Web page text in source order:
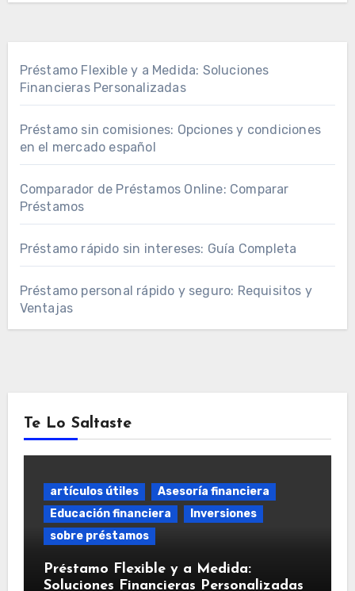
Préstamo Flexible y a Medida: Soluciones
Financieras Personalizadas
Préstamo sin comisiones: Opciones y condiciones
en el mercado español
Comparador de Préstamos Online: Comparar
Préstamos
Préstamo rápido sin intereses: Guía Completa
Préstamo personal rápido y seguro: Requisitos y
Ventajas
Te Lo Saltaste
artículos útiles
Asesoría financiera
Educación financiera
Inversiones
sobre préstamos
Préstamo Flexible y a Medida:
Soluciones Financieras Personalizadas